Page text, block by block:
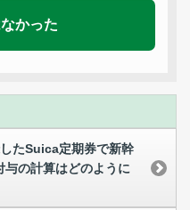
かった
たSuica定期券で新幹
の計算はどのように